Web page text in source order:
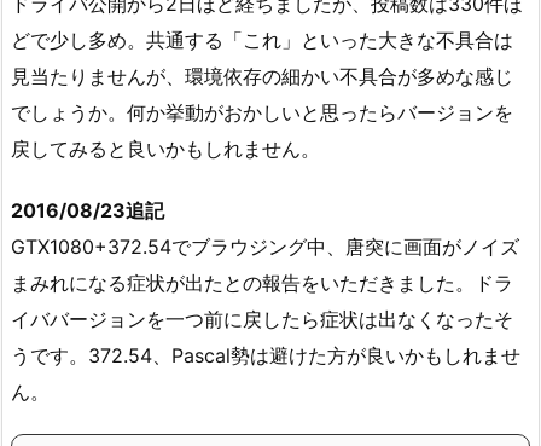
どで少し多め。共通する「これ」といった大きな不具合は
見当たりませんが、環境依存の細かい不具合が多めな感じ
でしょうか。何か挙動がおかしいと思ったらバージョンを
戻してみると良いかもしれません。
2016/08/23追記
GTX1080+372.54でブラウジング中、唐突に画面がノイズ
まみれになる症状が出たとの報告をいただきました。ドラ
イババージョンを一つ前に戻したら症状は出なくなったそ
うです。372.54、Pascal勢は避けた方が良いかもしれませ
ん。